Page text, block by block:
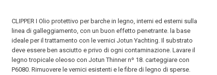
CLIPPER I Olio protettivo per barche in legno, interni ed esterni sulla
linea di galleggiamento, con un buon effetto penetrante. la base
ideale per il trattamento con le vernici Jotun Yachting. Il substrato
deve essere ben asciutto e privo di ogni contaminazione. Lavare il
legno tropicale oleoso con Jotun Thinner nº 18. carteggiare con
P6080. Rimuovere le vernici esistenti e le fibre di legno di sperse.